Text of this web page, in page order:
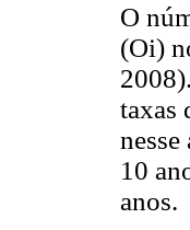
O
(Oi)
taxas
10
anos.